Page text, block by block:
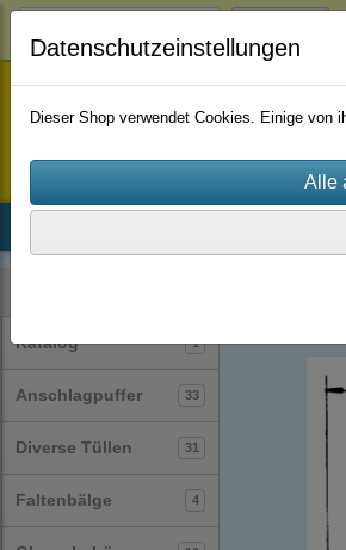
Katalog 1
Anschlagpuffer 33
Diverse Tüllen 31
Faltenbälge 4
Datenschutzeinstellungen
Dieser Shop verwendet Cookies. Einige von